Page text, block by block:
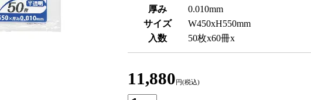
厚み
0.010mm
サイズ
W450xH550mm
入数
50枚x60冊x
11,880 円(税込)